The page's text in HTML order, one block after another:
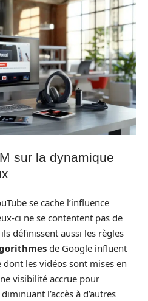
sur la dynamique
se cache l’influence
ci ne se contentent pas de
définissent aussi les règles
de Google influent
les vidéos sont mises en
visibilité accrue pour
l’accès à d’autres